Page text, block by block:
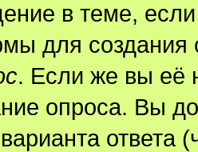
в теме,
для
. Если же вы её
опроса. Вы
ответа